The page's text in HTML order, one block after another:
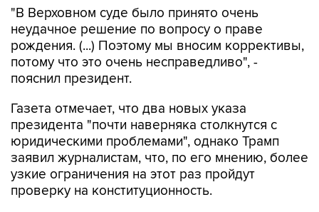
"В Верховном суде было принято очень
неудачное решение по вопросу о праве
рождения. (...) Поэтому мы вносим коррективы,
потому что это очень несправедливо", -
пояснил президент.
Газета отмечает, что два новых указа
президента "почти наверняка столкнутся с
юридическими проблемами", однако Трамп
заявил журналистам, что, по его мнению, более
узкие ограничения на этот раз пройдут
проверку на конституционность.